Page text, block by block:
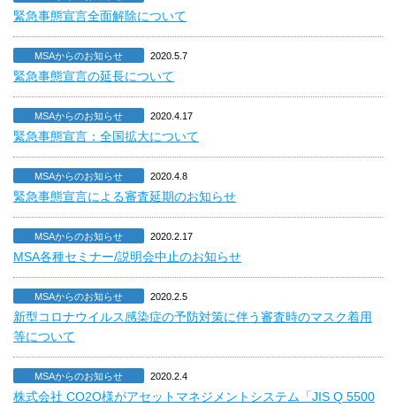
緊急事態宣言全面解除について
MSAからのお知らせ 2020.5.7
緊急事態宣言の延長について
MSAからのお知らせ 2020.4.17
緊急事態宣言：全国拡大について
MSAからのお知らせ 2020.4.8
緊急事態宣言による審査延期のお知らせ
MSAからのお知らせ 2020.2.17
MSA各種セミナー/説明会中止のお知らせ
MSAからのお知らせ 2020.2.5
新型コロナウイルス感染症の予防対策に伴う審査時のマスク着用
等について
MSAからのお知らせ 2020.2.4
株式会社 CO2O様がアセットマネジメントシステム「JIS Q 5500